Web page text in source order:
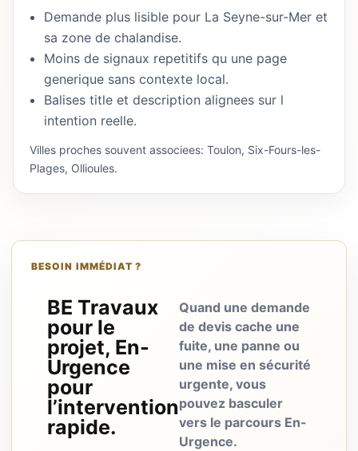
Demande plus lisible pour La Seyne-sur-Mer et
sa zone de chalandise.
Moins de signaux repetitifs qu une page
generique sans contexte local.
Balises title et description alignees sur l
intention reelle.
Villes proches souvent associees: Toulon, Six-Fours-les-
Plages, Ollioules.
BESOIN IMMÉDIAT ?
BE Travaux
pour le
projet, En-
Urgence
pour
l’intervention
rapide.
Quand une demande
de devis cache une
fuite, une panne ou
une mise en sécurité
urgente, vous
pouvez basculer
vers le parcours En-
Urgence.